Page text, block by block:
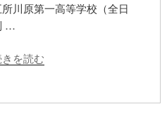
所川原第一高等学校（全日
…
を読む